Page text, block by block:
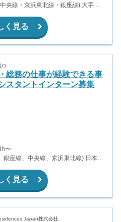
央線・京浜東北線・銀座線) 大手町
より徒歩2分(都営新宿線)
く見る
O:
総務の仕事が経験できる事
スタントインターン募集
〜
座線、中央線、京浜東北線) 日本橋
オフィス(三菱総研内 南北線・銀座
く見る
Japan株式会社